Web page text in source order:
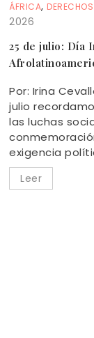
ÁFRICA,
2026
25 de julio: Día
Por: Irina
julio
las luchas
exigencia
Leer